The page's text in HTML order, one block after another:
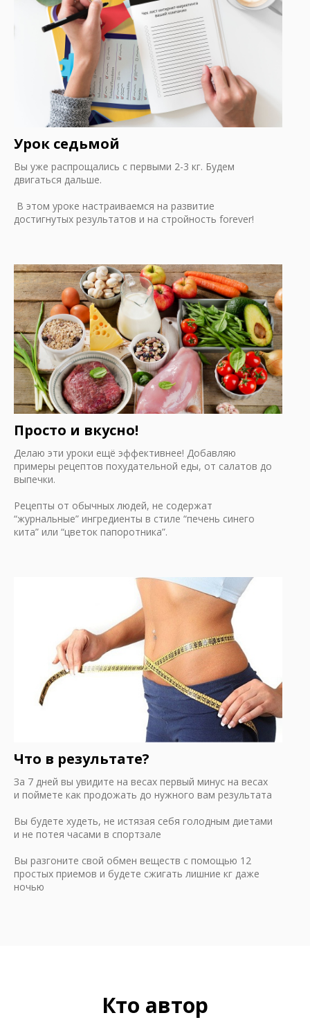
Урок седьмой
Вы уже распрощались с первыми 2-3 кг. Будем
двигаться дальше.
В этом уроке настраиваемся на развитие
достигнутых результатов и на стройность forever!
Просто и вкусно!
Делаю эти уроки ещё эффективнее! Добавляю
примеры рецептов похудательной еды, от салатов до
выпечки.
Рецепты от обычных людей, не содержат
“журнальные” ингредиенты в стиле “печень синего
кита” или “цветок папоротника”.
Что в результате?
За 7 дней вы увидите на весах первый минус на весах
и поймете как продожать до нужного вам результата
Вы будете худеть, не истязая себя голодным диетами
и не потея часами в спортзале
Вы разгоните свой обмен веществ с помощью 12
простых приемов и будете сжигать лишние кг даже
ночью
Кто автор